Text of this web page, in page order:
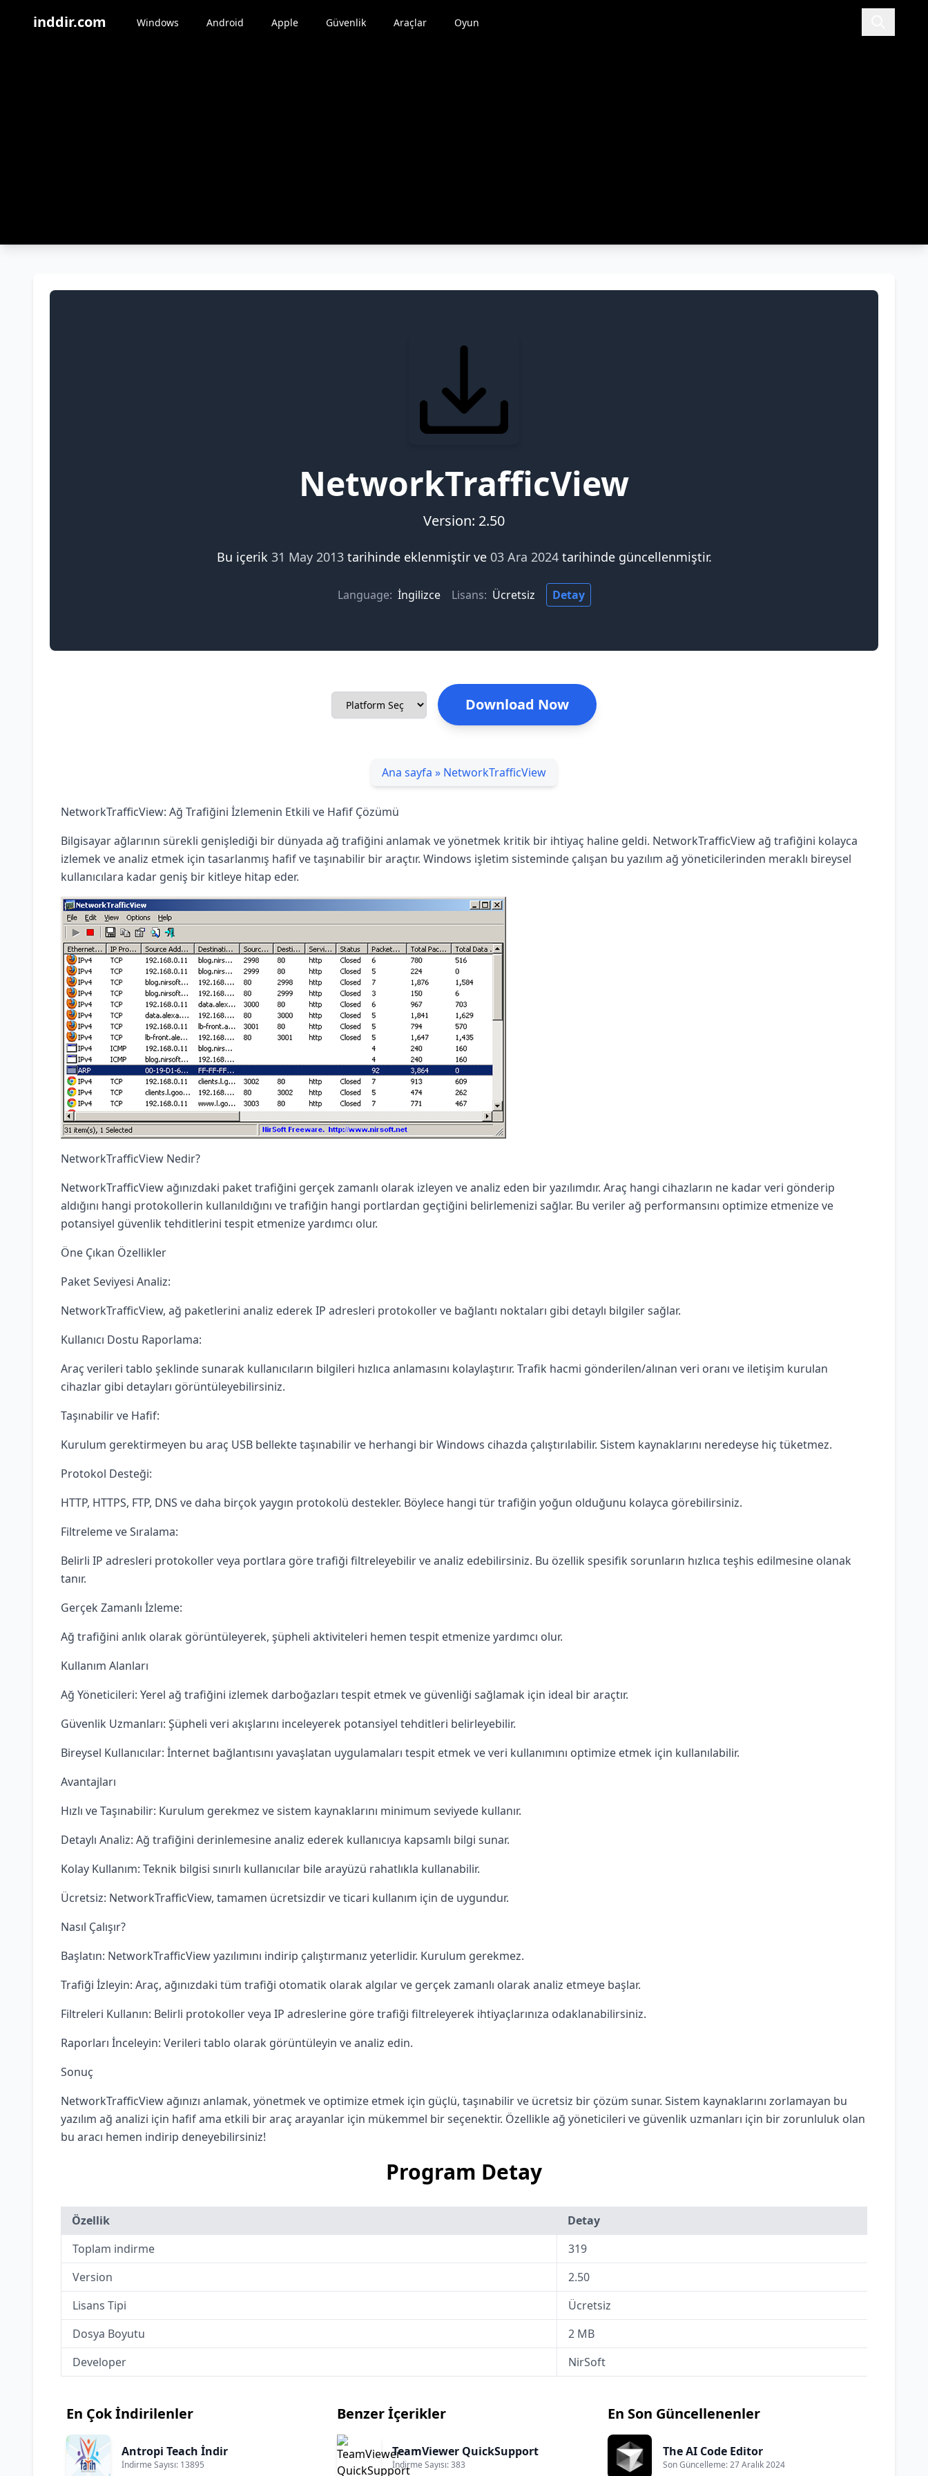
inddir.com Windows Android Apple Güvenlik Araçlar Oyun
NetworkTrafficView
Version: 2.50
Bu içerik 31 May 2013 tarihinde eklenmiştir ve 03 Ara 2024 tarihinde güncellenmiştir.
Language: İngilizce Lisans: Ücretsiz Detay
Download Now
Ana sayfa » NetworkTrafficView
NetworkTrafficView: Ağ Trafiğini İzlemenin Etkili ve Hafif Çözümü
Bilgisayar ağlarının sürekli genişlediği bir dünyada ağ trafiğini anlamak ve yönetmek kritik bir ihtiyaç haline geldi. NetworkTrafficView ağ trafiğini kolayca
izlemek ve analiz etmek için tasarlanmış hafif ve taşınabilir bir araçtır. Windows işletim sisteminde çalışan bu yazılım ağ yöneticilerinden meraklı bireysel
kullanıcılara kadar geniş bir kitleye hitap eder.
NetworkTrafficView Nedir?
NetworkTrafficView ağınızdaki paket trafiğini gerçek zamanlı olarak izleyen ve analiz eden bir yazılımdır. Araç hangi cihazların ne kadar veri gönderip
aldığını hangi protokollerin kullanıldığını ve trafiğin hangi portlardan geçtiğini belirlemenizi sağlar. Bu veriler ağ performansını optimize etmenize ve
potansiyel güvenlik tehditlerini tespit etmenize yardımcı olur.
Öne Çıkan Özellikler
Paket Seviyesi Analiz:
NetworkTrafficView, ağ paketlerini analiz ederek IP adresleri protokoller ve bağlantı noktaları gibi detaylı bilgiler sağlar.
Kullanıcı Dostu Raporlama:
Araç verileri tablo şeklinde sunarak kullanıcıların bilgileri hızlıca anlamasını kolaylaştırır. Trafik hacmi gönderilen/alınan veri oranı ve iletişim kurulan
cihazlar gibi detayları görüntüleyebilirsiniz.
Taşınabilir ve Hafif:
Kurulum gerektirmeyen bu araç USB bellekte taşınabilir ve herhangi bir Windows cihazda çalıştırılabilir. Sistem kaynaklarını neredeyse hiç tüketmez.
Protokol Desteği:
HTTP, HTTPS, FTP, DNS ve daha birçok yaygın protokolü destekler. Böylece hangi tür trafiğin yoğun olduğunu kolayca görebilirsiniz.
Filtreleme ve Sıralama:
Belirli IP adresleri protokoller veya portlara göre trafiği filtreleyebilir ve analiz edebilirsiniz. Bu özellik spesifik sorunların hızlıca teşhis edilmesine olanak
tanır.
Gerçek Zamanlı İzleme:
Ağ trafiğini anlık olarak görüntüleyerek, şüpheli aktiviteleri hemen tespit etmenize yardımcı olur.
Kullanım Alanları
Ağ Yöneticileri: Yerel ağ trafiğini izlemek darboğazları tespit etmek ve güvenliği sağlamak için ideal bir araçtır.
Güvenlik Uzmanları: Şüpheli veri akışlarını inceleyerek potansiyel tehditleri belirleyebilir.
Bireysel Kullanıcılar: İnternet bağlantısını yavaşlatan uygulamaları tespit etmek ve veri kullanımını optimize etmek için kullanılabilir.
Avantajları
Hızlı ve Taşınabilir: Kurulum gerekmez ve sistem kaynaklarını minimum seviyede kullanır.
Detaylı Analiz: Ağ trafiğini derinlemesine analiz ederek kullanıcıya kapsamlı bilgi sunar.
Kolay Kullanım: Teknik bilgisi sınırlı kullanıcılar bile arayüzü rahatlıkla kullanabilir.
Ücretsiz: NetworkTrafficView, tamamen ücretsizdir ve ticari kullanım için de uygundur.
Nasıl Çalışır?
Başlatın: NetworkTrafficView yazılımını indirip çalıştırmanız yeterlidir. Kurulum gerekmez.
Trafiği İzleyin: Araç, ağınızdaki tüm trafiği otomatik olarak algılar ve gerçek zamanlı olarak analiz etmeye başlar.
Filtreleri Kullanın: Belirli protokoller veya IP adreslerine göre trafiği filtreleyerek ihtiyaçlarınıza odaklanabilirsiniz.
Raporları İnceleyin: Verileri tablo olarak görüntüleyin ve analiz edin.
Sonuç
NetworkTrafficView ağınızı anlamak, yönetmek ve optimize etmek için güçlü, taşınabilir ve ücretsiz bir çözüm sunar. Sistem kaynaklarını zorlamayan bu
yazılım ağ analizi için hafif ama etkili bir araç arayanlar için mükemmel bir seçenektir. Özellikle ağ yöneticileri ve güvenlik uzmanları için bir zorunluluk olan
bu aracı hemen indirip deneyebilirsiniz!
Program Detay
Özellik
Detay
Toplam indirme
319
Version
2.50
Lisans Tipi
Ücretsiz
Dosya Boyutu
2 MB
Developer
NirSoft
En Çok İndirilenler
Antropi Teach İndir
İndirme Sayısı: 13895
Benzer İçerikler
TeamViewer QuickSupport
İndirme Sayısı: 383
En Son Güncellenenler
The AI Code Editor
Son Güncelleme: 27 Aralık 2024